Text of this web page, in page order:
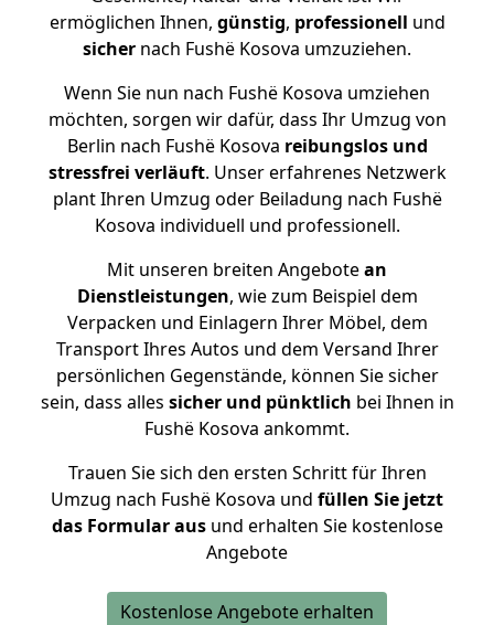
ermöglichen Ihnen, günstig, professionell und
sicher nach Fushë Kosova umzuziehen.
Wenn Sie nun nach Fushë Kosova umziehen
möchten, sorgen wir dafür, dass Ihr Umzug von
Berlin nach Fushë Kosova reibungslos und
stressfrei verläuft. Unser erfahrenes Netzwerk
plant Ihren Umzug oder Beiladung nach Fushë
Kosova individuell und professionell.
Mit unseren breiten Angebotean
Dienstleistungen, wie zum Beispiel dem
Verpacken und Einlagern Ihrer Möbel, dem
Transport Ihres Autos und dem Versand Ihrer
persönlichen Gegenstände, können Sie sicher
sein, dass alles sicher und pünktlich bei Ihnen in
Fushë Kosova ankommt.
Trauen Sie sich den ersten Schritt für Ihren
Umzug nach Fushë Kosova und füllen Sie jetzt
das Formular ausund erhalten Sie kostenlose
Angebote
Kostenlose Angebote erhalten